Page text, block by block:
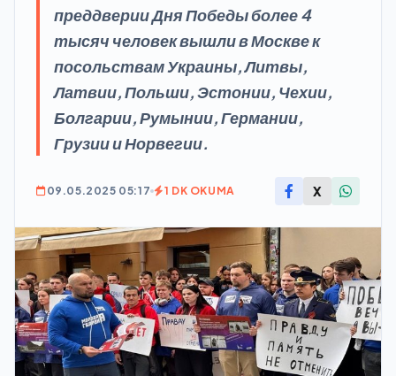
преддверии Дня Победы более 4
тысяч человек вышли в Москве к
посольствам Украины, Литвы,
Латвии, Польши, Эстонии, Чехии,
Болгарии, Румынии, Германии,
Грузии и Норвегии.
09.05.2025 05:17 1 DK OKUMA X